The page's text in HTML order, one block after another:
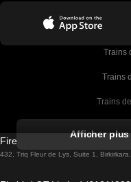
Trains
Trains
Trains
Trains
Afficher
Firebird GT Limited (OC 1451)
432, Triq Fleur de Lys, Suite 1,